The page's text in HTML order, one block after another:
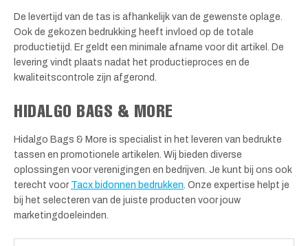
De levertijd van de tas is afhankelijk van de gewenste oplage.
Ook de gekozen bedrukking heeft invloed op de totale
productietijd. Er geldt een minimale afname voor dit artikel. De
levering vindt plaats nadat het productieproces en de
kwaliteitscontrole zijn afgerond.
HIDALGO BAGS & MORE
Hidalgo Bags & More is specialist in het leveren van bedrukte
tassen en promotionele artikelen. Wij bieden diverse
oplossingen voor verenigingen en bedrijven. Je kunt bij ons ook
terecht voor Tacx bidonnen bedrukken . Onze expertise helpt je
bij het selecteren van de juiste producten voor jouw
marketingdoeleinden.